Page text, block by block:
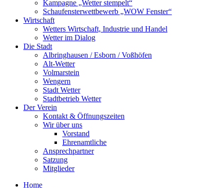
Kampagne „Wetter stempelt“
Schaufensterwettbewerb „WOW Fenster“
Wirtschaft
Wetters Wirtschaft, Industrie und Handel
Wetter im Dialog
Die Stadt
Albringhausen / Esborn / Voßhöfen
Alt-Wetter​
Volmarstein
Wengern
Stadt Wetter
Stadtbetrieb Wetter
Der Verein
Kontakt & Öffnungszeiten
Wir über uns
Vorstand
Ehrenamtliche
Ansprechpartner
Satzung
Mitglieder
Home